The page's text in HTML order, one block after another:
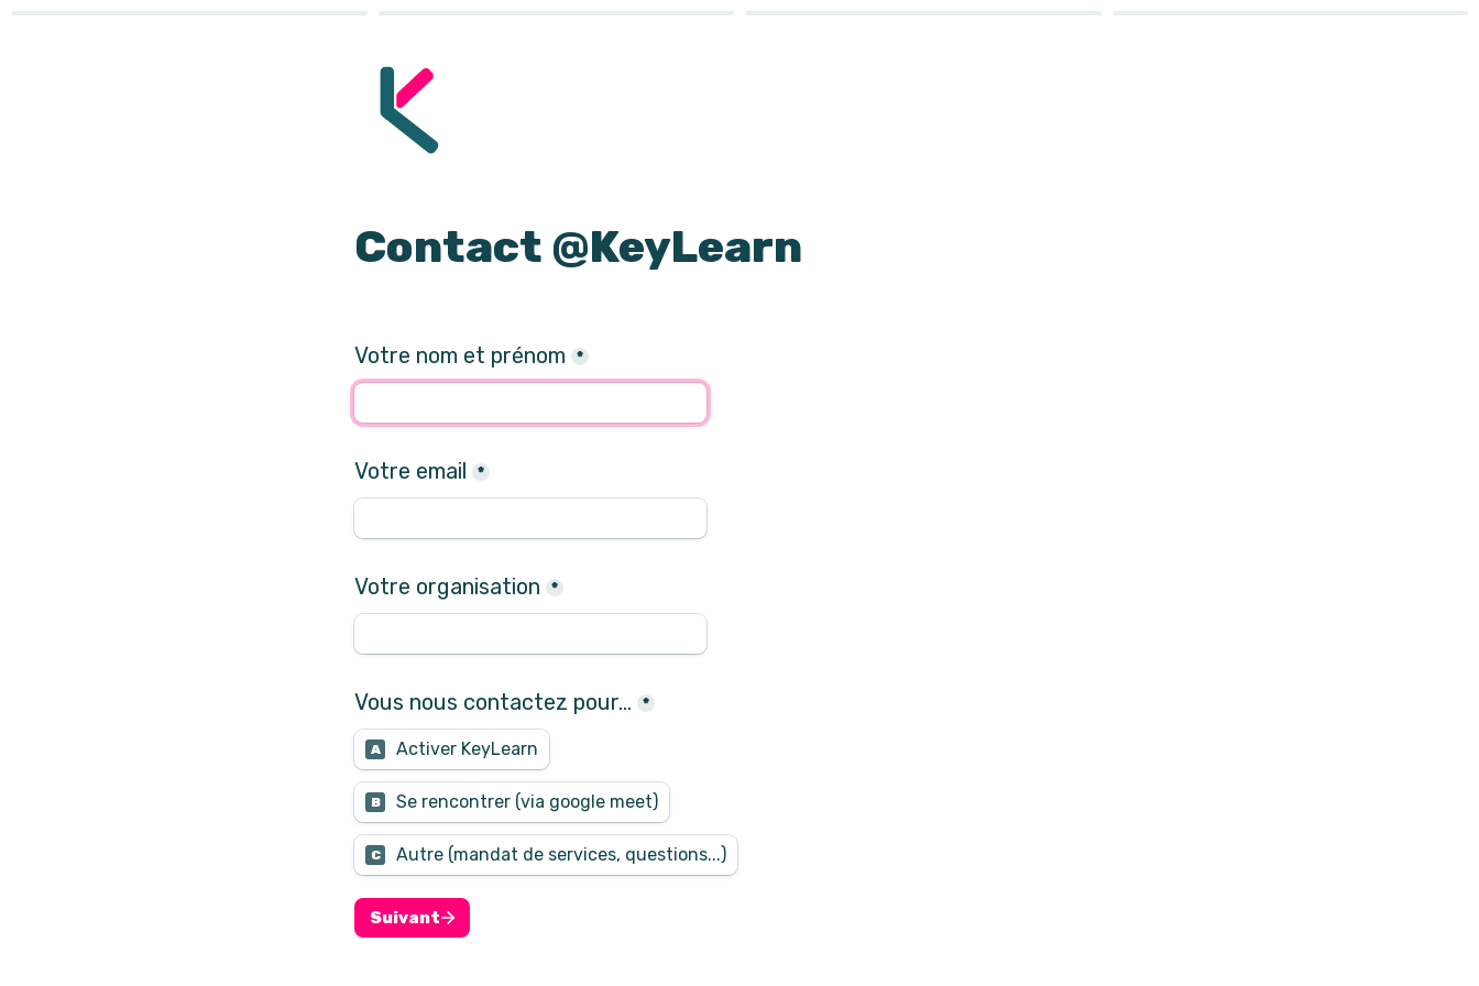
Contact @KeyLearn
Votre nom et prénom *
Votre email *
Votre organisation *
Vous nous contactez pour... *
A Activer KeyLearn
B Se rencontrer (via google meet)
C Autre (mandat de services, questions...)
Suivant